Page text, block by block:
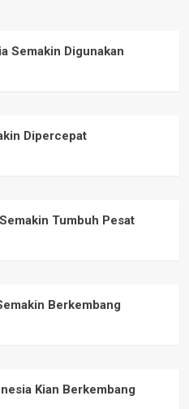
Semakin Digunakan
Dipercepat
Tumbuh Pesat
Berkembang
Kian Berkembang